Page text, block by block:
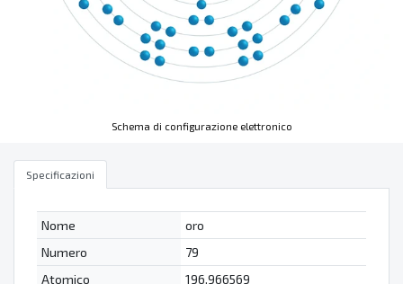
Schema di configurazione elettronico
Specificazioni
Nome
oro
Numero
79
Atomico
196.966569